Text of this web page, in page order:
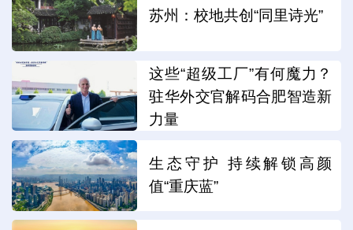
苏州：校地共创“同里诗光”
这些“超级工厂”有何魔力？
驻华外交官解码合肥智造新
力量
生态守护 持续解锁高颜
值“重庆蓝”